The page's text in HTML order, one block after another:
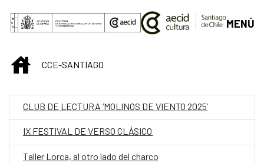
Saltar al contenido principal
MENÚ
INICIOCCE-SANTIAGO
CLUB DE LECTURA ‘MOLINOS DE VIENTO 2025’
IX FESTIVAL DE VERSO CLÁSICO
Taller Lorca, al otro lado del charco